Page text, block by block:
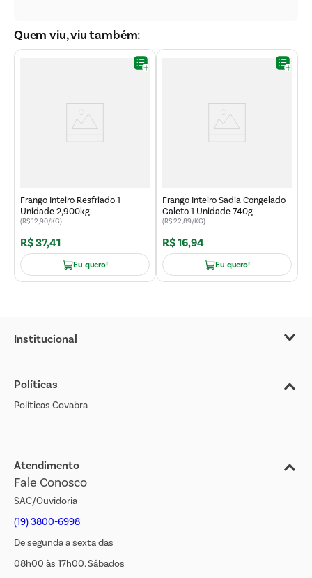
Quem viu, viu também:
Frango Inteiro Resfriado 1
Unidade 2,900kg
(R$ 12,90/KG)
R$37,41
Eu quero!
Frango Inteiro Sadia Congelado
Galeto 1 Unidade 740g
(R$ 22,89/KG)
R$16,94
Eu quero!
Institucional
Sobre o Covabra
Nossas Lojas
Cliente Bem Estar
Jornal de Ofertas
Transparência Salarial
Políticas
Políticas Covabra
Atendimento
Fale Conosco
SAC/Ouvidoria
(19) 3800-6998
De segunda a sexta das
08h00 às 17h00. Sábados